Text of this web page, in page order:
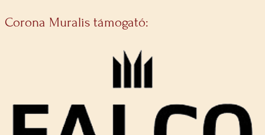
Corona Muralis támogató: